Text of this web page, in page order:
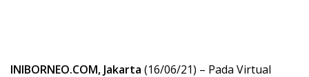
INIBORNEO.COM, Jakarta (16/06/21) – Pada Virtual